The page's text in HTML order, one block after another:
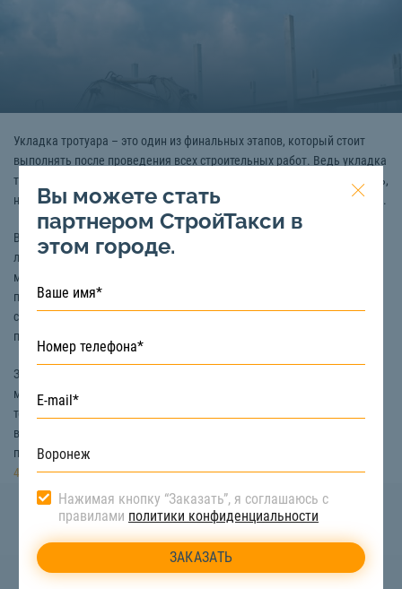
Укладка тротуара – это один из финальных этапов, который стоит
выполнять после проведения всех строительных работ. Ведь укладка
тротуара плиткой, брусчаткой, асфальтом, камнем позволяет сделать,
например, придомовую территорию обустроенной и привлекательной.
В идеале тротуарная дорожка должна прослужить, как минимум – 10
лет, поэтому большое внимание уделяется не только качеству
материала, но и выполняемых работ. Для того чтобы облегчить
процесс и увеличить срок эксплуатации, укладку тротуарной плитки
стоит выполнять при помощи спецтехники, например, для этих целей
подойдет виброкаток.
Заказать спецтехнику для укладки тротуарной плитки в Воронеже вы
можете на сайте «СтройТакси». У нас в наличии только исправная
техника, которой управляют опытные машинисты. Если у вас
возникли вопросы, например, по поводу цены укладки тротуарной
плитки, то мы с удовольствием на них ответим. Звоните:
40-66
Вы можете стать
партнером СтройТакси в
этом городе.
Нажимая кнопку “Заказать”, я соглашаюсь с
правилами политики конфиденциальности